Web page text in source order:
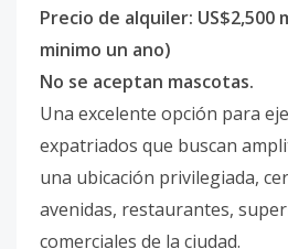
Precio de alquiler: US$2,500
minimo un ano)
No se aceptan mascotas.
Una excelente opción para
expatriados que buscan
una ubicación privilegiada,
avenidas, restaurantes,
comerciales de la ciudad.